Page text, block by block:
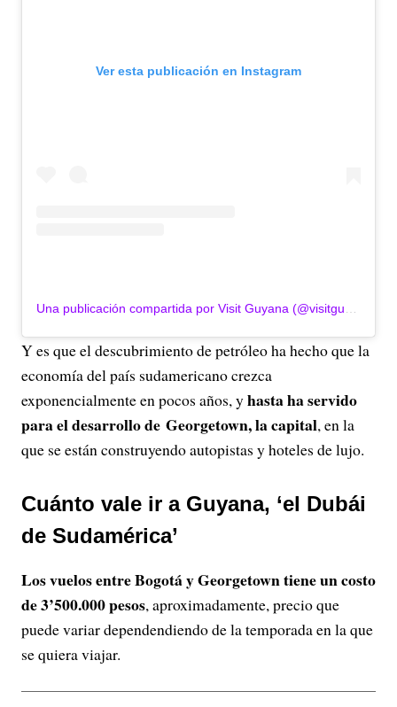
Ver esta publicación en Instagram
Y es que el descubrimiento de petróleo ha hecho que la
economía del país sudamericano crezca
exponencialmente en pocos años, yhasta ha servido
para el desarrollo de Georgetown, la capital, en la
que se están construyendo autopistas y hoteles de lujo.
Cuánto vale ir a Guyana, ‘el Dubái
de Sudamérica’
Los vuelos entre Bogotá y Georgetown tiene un costo
de 3’500.000 pesos, aproximadamente, precio que
puede variar dependendiendo de la temporada en la que
se quiera viajar.